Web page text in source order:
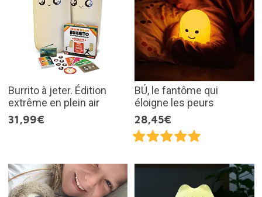
Burrito à jeter. Édition
extrême en plein air
31,99€
BÚ, le fantôme qui
éloigne les peurs
28,45€